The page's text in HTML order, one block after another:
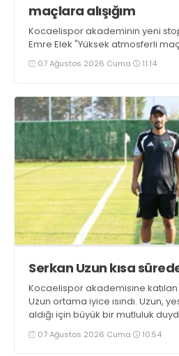
maçlara alışığım
Kocaelispor akademinin yeni
Emre Elek "Yüksek atmosferli
07 Ağustos 2026 Cuma 11:14
Serkan Uzun kısa
Kocaelispor akademisine
Uzun ortama iyice ısındı. Uzun,
aldığı için büyük bir mutluluk
07 Ağustos 2026 Cuma 10:54